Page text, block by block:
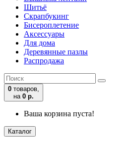
Шитьё
Скрапбукинг
Бисероплетение
Аксессуары
Для дома
Деревянные пазлы
Распродажа
0 товаров,
на 0 р.
Ваша корзина пуста!
Каталог